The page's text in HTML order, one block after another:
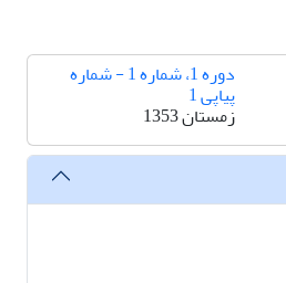
دوره 1، شماره 1 - شماره
پیاپی 1
زمستان 1353